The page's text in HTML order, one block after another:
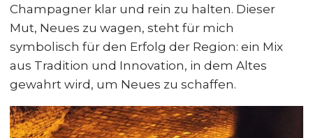
Champagner klar und rein zu halten. Dieser
Mut, Neues zu wagen, steht für mich
symbolisch für den Erfolg der Region: ein Mix
aus Tradition und Innovation, in dem Altes
gewahrt wird, um Neues zu schaffen.